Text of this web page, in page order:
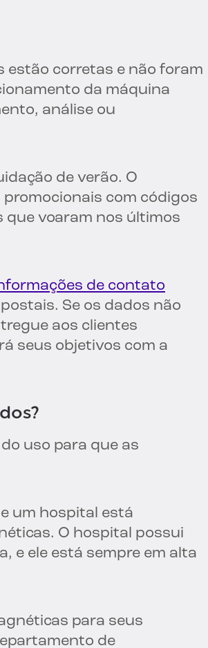
estão corretas e não foram
da máquina
análise ou
de verão. O
com códigos
que voaram nos últimos
de contato
Se os dados não
aos clientes
seus objetivos com a
uso para que as
um hospital está
O hospital possui
e ele está sempre em alta
para seus
de